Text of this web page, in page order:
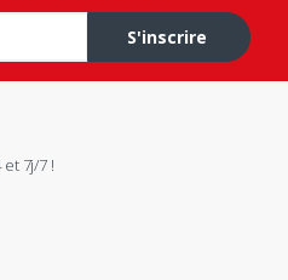
S'inscrire
7j/7 !